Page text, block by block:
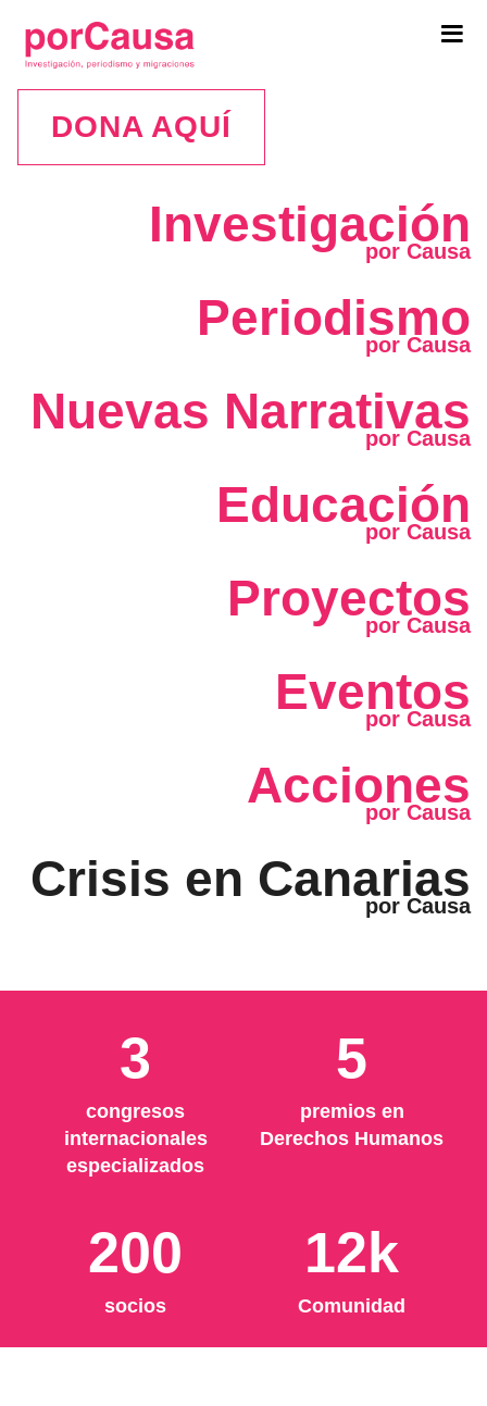
DONA AQUÍ
Investigación
Periodismo
Nuevas Narrativas
Educación
Proyectos
Eventos
Acciones
Crisis en Canarias
3
congresos
internacionales
especializados
5
premios en
Derechos Humanos
200
socios
12k
Comunidad